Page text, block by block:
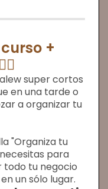
+
super cortos
en una tarde o
a organizar tu
"Organiza tu
para
todo tu negocio
un sólo lugar.